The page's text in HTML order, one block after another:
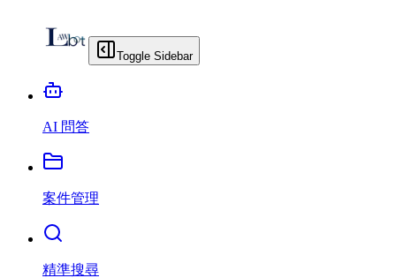
Toggle Sidebar
AI 問答
案件管理
精準搜尋